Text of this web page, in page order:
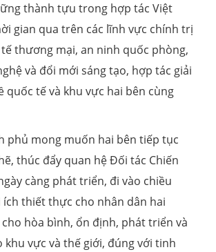
thành tựu trong hợp tác Việt
gian qua trên các lĩnh vực chính trị
thương mại, an ninh quốc phòng,
và đổi mới sáng tạo, hợp tác giải
quốc tế và khu vực hai bên cùng
phủ mong muốn hai bên tiếp tục
thúc đẩy quan hệ Đối tác Chiến
càng phát triển, đi vào chiều
ích thiết thực cho nhân dân hai
hòa bình, ổn định, phát triển và
vực và thế giới, đúng với tinh